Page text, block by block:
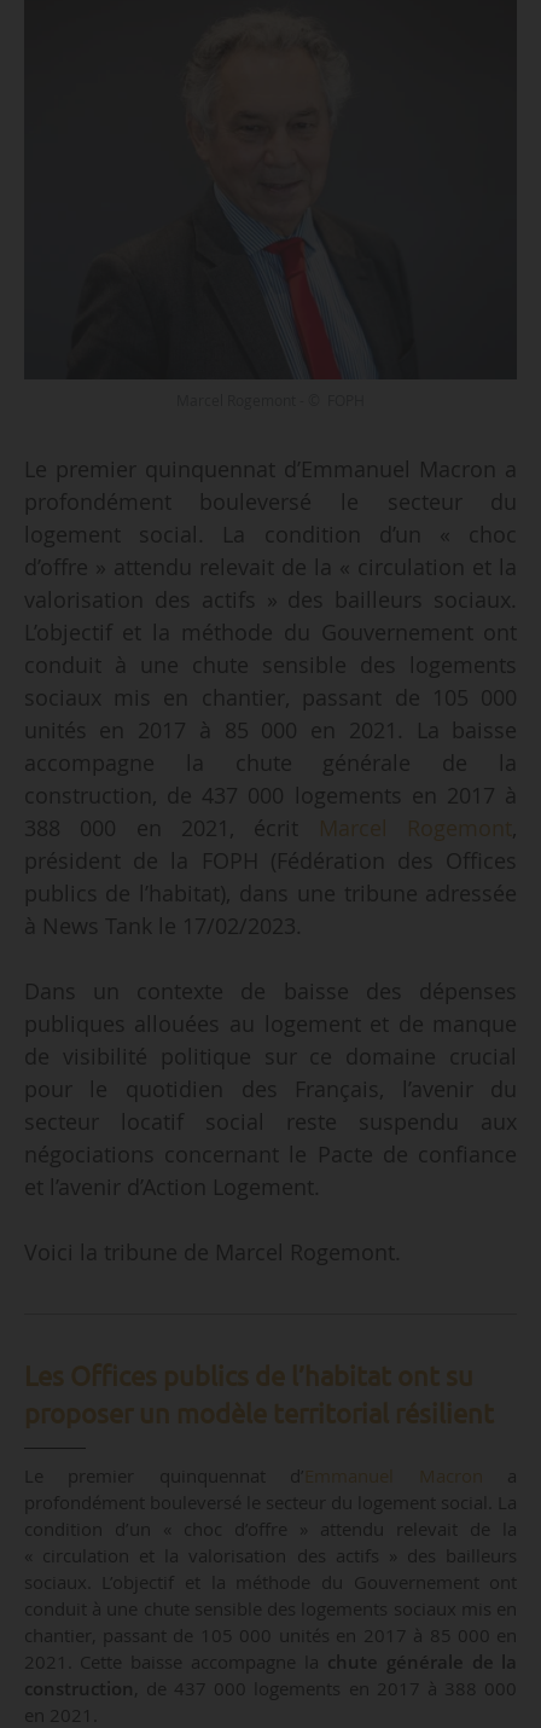
Le premier quinquennat d’Emmanuel Macron a
profondément bouleversé le secteur du
logement social. La condition d’un « choc
d’offre » attendu relevait de la « circulation et la
valorisation des actifs » des bailleurs sociaux.
L’objectif et la méthode du Gouvernement ont
conduit à une chute sensible des logements
sociaux mis en chantier, passant de 105 000
unités en 2017 à 85 000 en 2021. La baisse
accompagne la chute générale de la
construction, de 437 000 logements en 2017 à
388 000 en 2021, écrit
,
président de la FOPH (Fédération des Offices
publics de l’habitat), dans une tribune adressée
à News Tank le 17/02/2023.
Dans un contexte de baisse des dépenses
publiques allouées au logement et de manque
de visibilité politique sur ce domaine crucial
pour le quotidien des Français, l’avenir du
secteur locatif social reste suspendu aux
négociations concernant le Pacte de confiance
et l’avenir d’Action Logement.
Voici la tribune de Marcel Rogemont.
Le premier quinquennat d’
a
profondément bouleversé le secteur du logement social. La
condition d’un « choc d’offre » attendu relevait de la
« circulation et la valorisation des actifs » des bailleurs
sociaux. L’objectif et la méthode du Gouvernement ont
conduit à une chute sensible des logements sociaux mis en
chantier, passant de 105 000 unités en 2017 à 85 000 en
2021. Cette baisse accompagne la chute générale de la
construction , de 437 000 logements en 2017 à 388 000
en 2021.